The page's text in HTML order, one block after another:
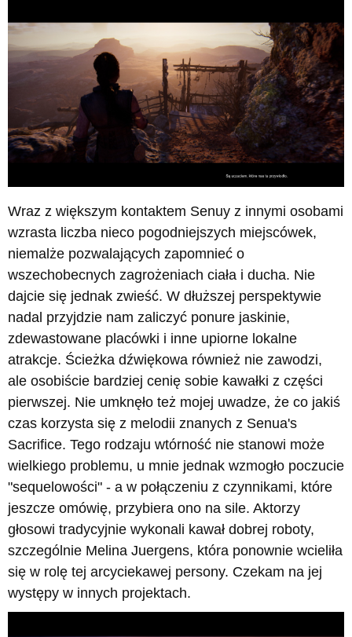
Wraz z większym kontaktem Senuy z innymi osobami
wzrasta liczba nieco pogodniejszych miejscówek,
niemalże pozwalających zapomnieć o
wszechobecnych zagrożeniach ciała i ducha. Nie
dajcie się jednak zwieść. W dłuższej perspektywie
nadal przyjdzie nam zaliczyć ponure jaskinie,
zdewastowane placówki i inne upiorne lokalne
atrakcje. Ścieżka dźwiękowa również nie zawodzi,
ale osobiście bardziej cenię sobie kawałki z części
pierwszej. Nie umknęło też mojej uwadze, że co jakiś
czas korzysta się z melodii znanych z Senua's
Sacrifice. Tego rodzaju wtórność nie stanowi może
wielkiego problemu, u mnie jednak wzmogło poczucie
"sequelowości" - a w połączeniu z czynnikami, które
jeszcze omówię, przybiera ono na sile. Aktorzy
głosowi tradycyjnie wykonali kawał dobrej roboty,
szczególnie Melina Juergens, która ponownie wcieliła
się w rolę tej arcyciekawej persony. Czekam na jej
występy w innych projektach.